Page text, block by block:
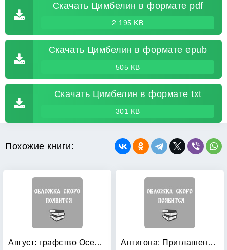
Скачать Цимбелин в формате pdf
2 195 KB
Скачать Цимбелин в формате epub
505 KB
Скачать Цимбелин в формате txt
301 KB
Похожие книги:
Август: графство Осейдж Антигона: Приглашение в замок. Коломба